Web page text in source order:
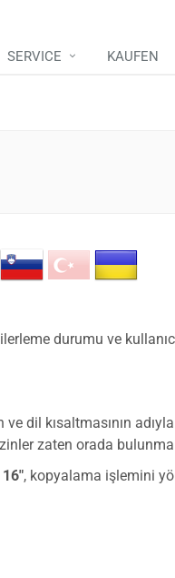
SERVICE KAUFEN
durumu ve
dil kısaltmasının
zaten orada
, kopyalama işlemini